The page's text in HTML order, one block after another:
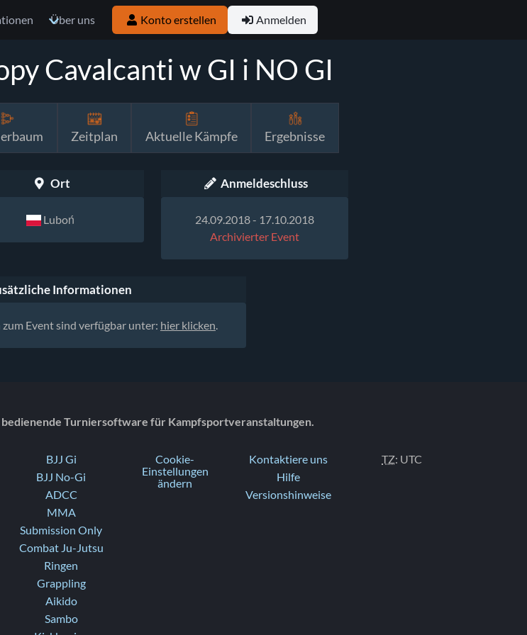
Über uns Konto erstellen Anmelden
Cavalcanti w GI i NO GI
Zeitplan Aktuelle Kämpfe Ergebnisse
Ort
Luboń
Anmeldeschluss
24.09.2018 - 17.10.2018
Archivierter Event
Informationen
Event sind verfügbar unter: hier klicken.
Turniersoftware für Kampfsportveranstaltungen.
BJJ Gi
BJJ No-Gi
ADCC
MMA
Submission Only
Combat Ju-Jutsu
Ringen
Grappling
Aikido
Sambo
Cookie-
Einstellungen
ändern
Kontaktiere uns
Hilfe
Versionshinweise
TZ: UTC